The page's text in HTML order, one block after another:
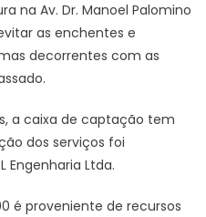
na Av. Dr. Manoel Palomino
as enchentes e
decorrentes com as
a caixa de captação tem
dos serviços foi
Engenharia Ltda.
é proveniente de recursos